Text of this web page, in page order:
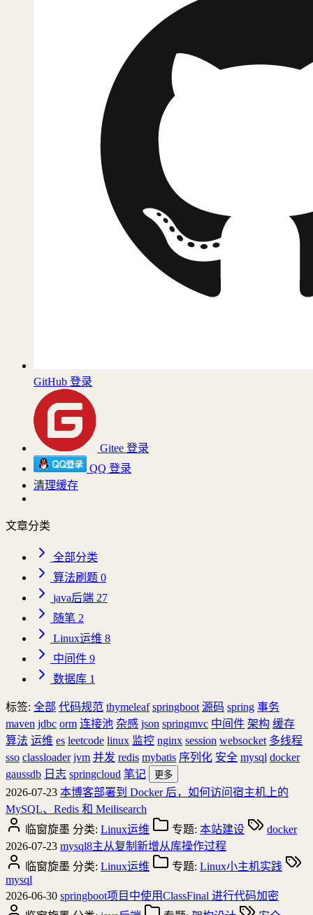
GitHub 登录
Gitee 登录
QQ 登录
清理缓存
文章分类
全部分类
算法刷题 0
java后端 27
随笔 2
Linux运维 8
中间件 9
数据库 1
标签: 全部 代码规范 thymeleaf springboot 源码 spring 事务
maven jdbc orm 连接池 杂感 json springmvc 中间件 架构 缓存
算法 运维 es leetcode linux 监控 nginx session websocket 多线程
sso classloader jvm 并发 redis mybatis 序列化 安全 mysql docker
gaussdb 日志 springcloud 笔记 更多
2026-07-23 本博客部署到 Docker 后，如何访问宿主机上的
MySQL、Redis 和 Meilisearch
临窗旋墨 分类: Linux运维 专题: 本站建设
docker
2026-07-23 mysql8主从复制新增从库操作过程
临窗旋墨 分类: Linux运维 专题: Linux小主机实践
mysql
2026-06-30 springboot项目中使用ClassFinal 进行代码加密